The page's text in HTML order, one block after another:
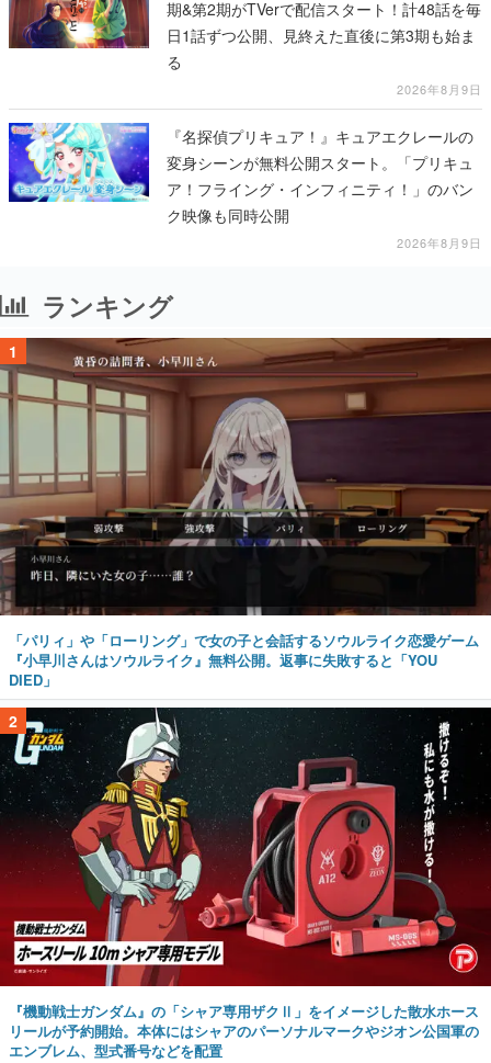
期&第2期がTVerで配信スタート！計48話を毎
日1話ずつ公開、見終えた直後に第3期も始ま
る
2026年8月9日
『名探偵プリキュア！』キュアエクレールの
変身シーンが無料公開スタート。「プリキュ
ア！フライング・インフィニティ！」のバン
ク映像も同時公開
2026年8月9日
ランキング
1
「パリィ」や「ローリング」で女の子と会話するソウルライク恋愛ゲーム
『小早川さんはソウルライク』無料公開。返事に失敗すると「YOU
DIED」
2
『機動戦士ガンダム』の「シャア専用ザクⅡ」をイメージした散水ホース
リールが予約開始。本体にはシャアのパーソナルマークやジオン公国軍の
エンブレム、型式番号などを配置